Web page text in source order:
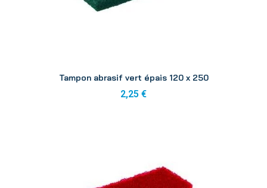
Tampon abrasif vert épais 120 x 250
2,25 €